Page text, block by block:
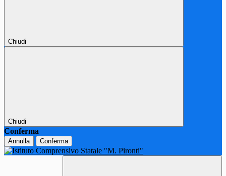
Chiudi
Chiudi
Conferma
Annulla Conferma